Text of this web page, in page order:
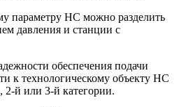
параметру НС можно разделить
давления и станции с
обеспечения подачи
к технологическому объекту НС
2-й или 3-й категории.